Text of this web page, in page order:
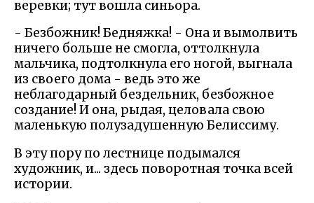
веревки; тут вошла синьора.
- Безбожник! Бедняжка! - Она и вымолвить
ничего больше не смогла, оттолкнула
мальчика, подтолкнула его ногой, выгнала
из своего дома - ведь это же
неблагодарный бездельник, безбожное
создание! И она, рыдая, целовала свою
маленькую полузадушенную Белиссиму.
В эту пору по лестнице подымался
художник, и... здесь поворотная точка всей
истории.